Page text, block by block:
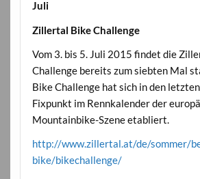
Juli
Zillertal Bike Challenge
Vom 3. bis 5. Juli 2015 findet die
Challenge bereits zum siebten Mal
Bike Challenge hat sich in den
Fixpunkt im Rennkalender der
Mountainbike-Szene etabliert.
http://www.zillertal.at/de/sommer/
bike/bikechallenge/